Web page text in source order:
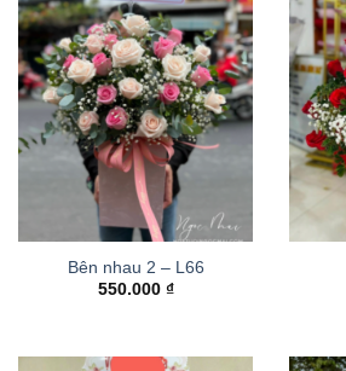
Bên nhau 2 – L66
550.000 ₫